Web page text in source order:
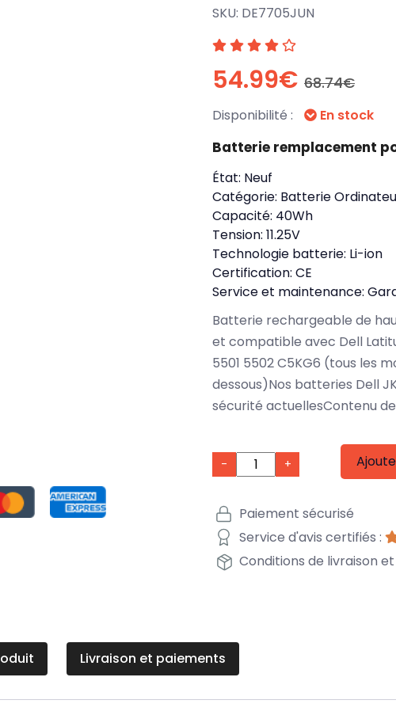
SKU: DE7705JUN
54.99€ 68.74€
Disponibilité : En stock
Batterie remplacement
État: Neuf
Catégorie: Batterie
Capacité: 40Wh
Tension: 11.25V
Technologie batterie: Li-ion
Certification: CE
Service et maintenance:
Batterie rechargeable de
et compatible avec Dell
5501 5502 C5KG6 (tous les
dessous)Nos batteries Dell
sécurité actuellesContenu
- +
Paiement sécurisé
Service d'avis certifiés :
Conditions de livraison
Livraison et paiements